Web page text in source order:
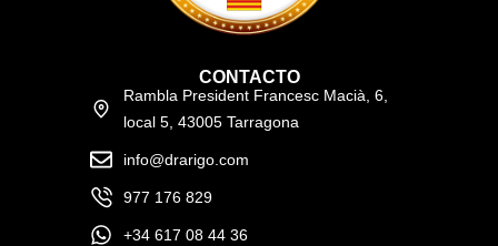
CONTACTO
Rambla President Francesc Macià, 6,
local 5, 43005 Tarragona
info@drarigo.com
977 176 829
+34 617 08 44 36